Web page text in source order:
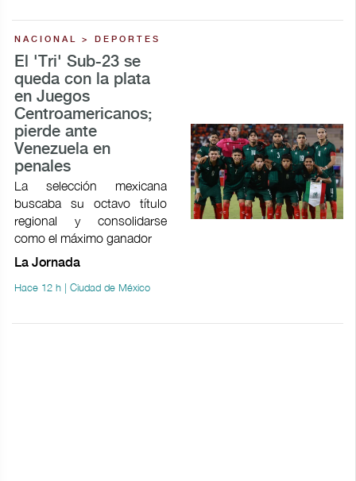
NACIONAL > DEPORTES
El 'Tri' Sub-23 se
queda con la plata
en Juegos
Centroamericanos;
pierde ante
Venezuela en
penales
La selección mexicana
buscaba su octavo título
regional y consolidarse
como el máximo ganador
La Jornada
Hace 12 h | Ciudad de México